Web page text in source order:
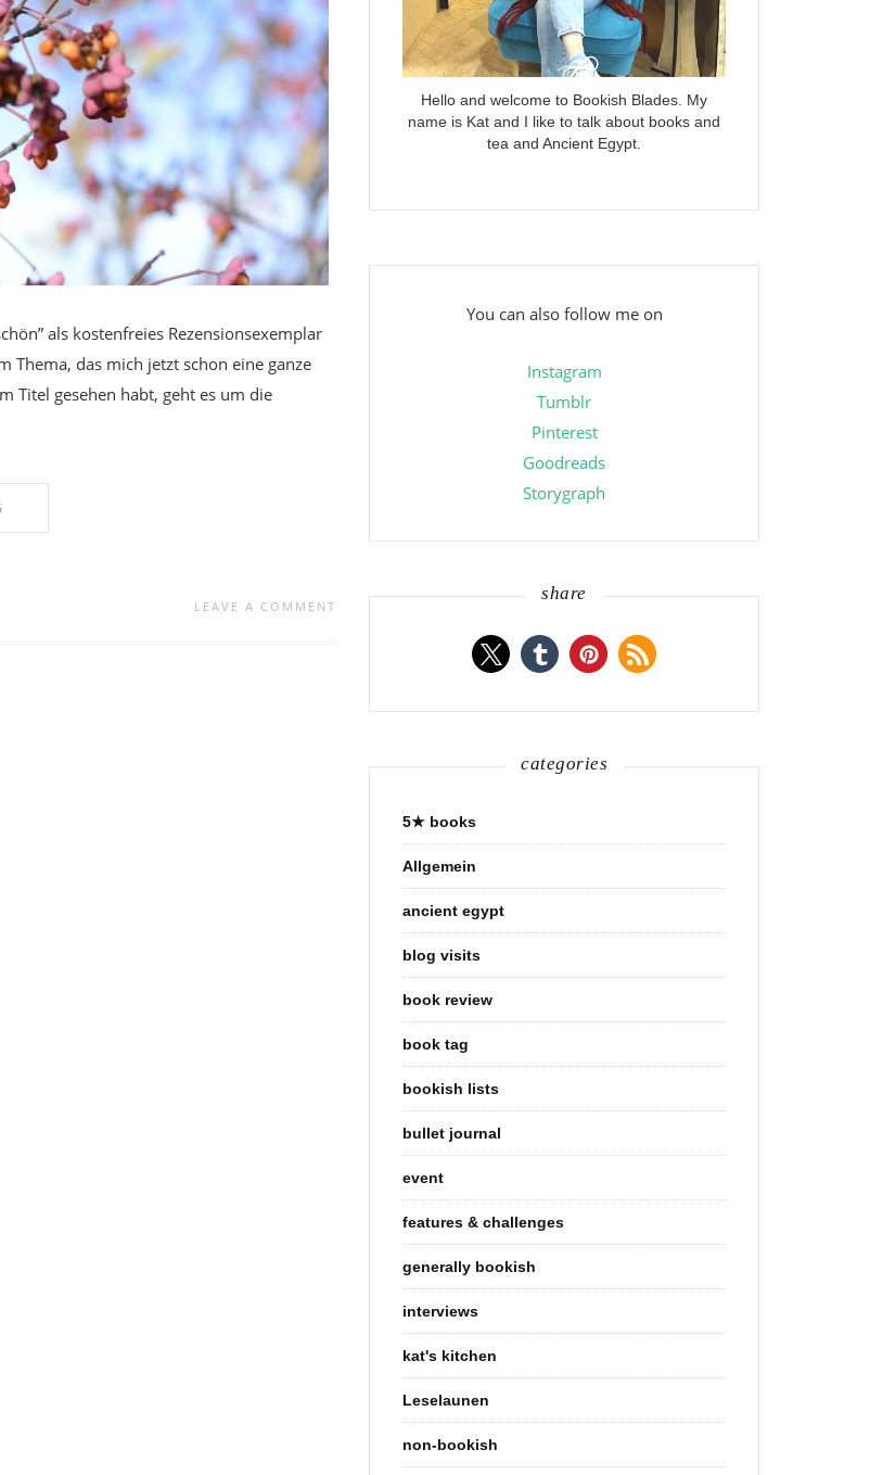
als kostenfreies Rezensionsexemplar
Thema, das mich jetzt schon eine ganze
Titel gesehen habt, geht es um die
LEAVE A COMMENT
Hello and welcome to Bookish Blades. My
name is Kat and I like to talk about books and
tea and Ancient Egypt.
You can also follow me on
Instagram
Tumblr
Pinterest
Goodreads
Storygraph
share
categories
5★ books
Allgemein
ancient egypt
blog visits
book review
book tag
bookish lists
bullet journal
event
features & challenges
generally bookish
interviews
kat's kitchen
Leselaunen
non-bookish